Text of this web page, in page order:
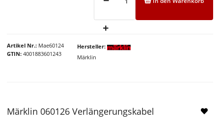
Artikel Nr. Mae60124
GTIN 4001883601243
Hersteller
Märklin
Märklin 060126 Verlängerungskabel